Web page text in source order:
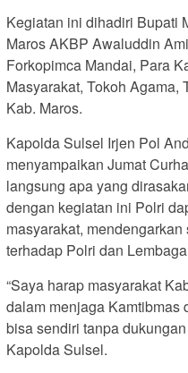
Kegiatan ini dihadiri Bupati
Maros AKBP Awaluddin
Forkopimca Mandai, Para
Masyarakat, Tokoh Agama,
Kab. Maros.
Kapolda Sulsel Irjen Pol
menyampaikan Jumat
langsung apa yang
dengan kegiatan ini Polri
masyarakat,
terhadap Polri dan
“Saya harap masyarakat
dalam menjaga
bisa sendiri tanpa
Kapolda Sulsel.